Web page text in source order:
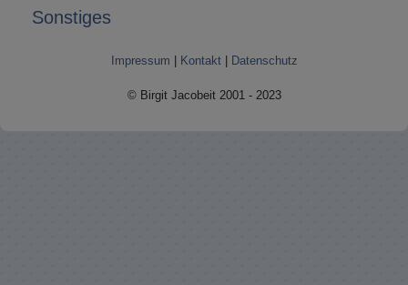
Sonstiges
Impressum Kontakt| Datenschutz
© Birgit Jacobeit 2001 - 2023